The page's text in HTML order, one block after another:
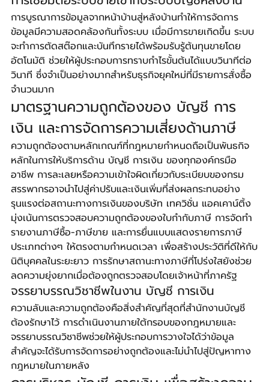
การบูรณาการข้อมูลจากหน้าบ้านสู่หลังบ้านทำให้การจัดการ
ข้อมูลมีความสอดคล้องกันทั้งระบบ เมื่อมีการขายเกิดขึ้น ระบบ
จะทำการตัดสต๊อกและบันทึกรายได้พร้อมรับรู้ต้นทุนขายโดย
อัตโนมัติ ช่วยให้ผู้ประกอบการทราบกำไรขั้นต้นได้แบบวินาทีต่อ
วินาที ซึ่งจำเป็นอย่างมากสำหรับธุรกิจยุคใหม่ที่มีรายการสั่งซื้อ
จำนวนมาก
มาตรฐานความถูกต้องของ บัญชี การ
เงิน และการจัดการความเสี่ยงด้านภาษี
ความถูกต้องตามหลักเกณฑ์ที่กฎหมายกำหนดถือเป็นพันธกิจ
หลักในการให้บริการด้าน บัญชี การเงิน ของทุกองค์กรมือ
อาชีพ การละเลยหรือความเข้าใจผิดเกี่ยวกับระเบียบของกรม
สรรพากรอาจนำไปสู่ค่าปรับและเงินเพิ่มที่ส่งผลกระทบอย่าง
รุนแรงต่อสถานะทางการเงินของบริษัท เทควิชั่น แอคเคาน์ติ้ง
มุ่งเน้นการตรวจสอบความถูกต้องของใบกำกับภาษี การจัดทำ
รายงานภาษีซื้อ-ภาษีขาย และการยื่นแบบแสดงรายการภาษี
ประเภทต่างๆ ให้ตรงตามกำหนดเวลา เพื่อสร้างประวัติที่ดีให้กับ
นิติบุคคลในระยะยาว การรักษาสถานะทางภาษีที่โปร่งใสยังช่วย
ลดความยุ่งยากเมื่อต้องถูกตรวจสอบโดยเจ้าหน้าที่ภาครัฐ
จรรยาบรรณวิชาชีพในงาน บัญชี การเงิน
ความลับและความถูกต้องคือสิ่งสำคัญที่สุดที่สำนักงานบัญชี
ต้องรักษาไว้ การดำเนินงานภายใต้กรอบของกฎหมายและ
จรรยาบรรณวิชาชีพช่วยให้ผู้ประกอบการวางใจได้ว่าข้อมูล
สำคัญจะได้รับการจัดการอย่างถูกต้องและไม่นำไปสู่ปัญหาทาง
กฎหมายในภายหลัง